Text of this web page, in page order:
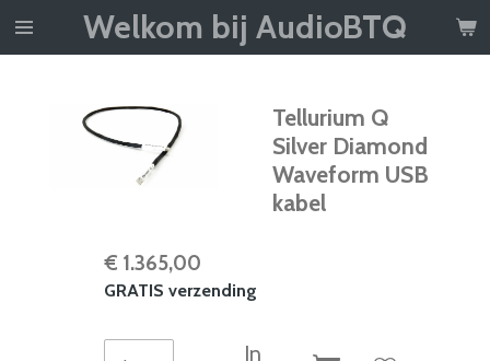
Ga
hoofdinhoud
Welkom bij AudioBTQ
Tellurium Q
Silver Diamond
Waveform USB
kabel
€ 1.365,00
GRATIS verzending
In